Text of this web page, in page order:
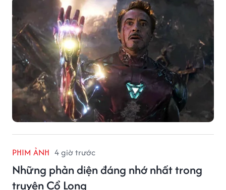
PHIM ẢNH 4 giờ trước
Những phản diện đáng nhớ nhất trong
truyện Cổ Long